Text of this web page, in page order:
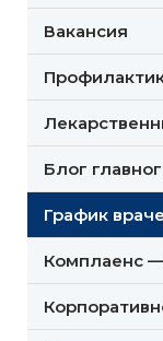
Вакансия
Блог
График
Комплаенс